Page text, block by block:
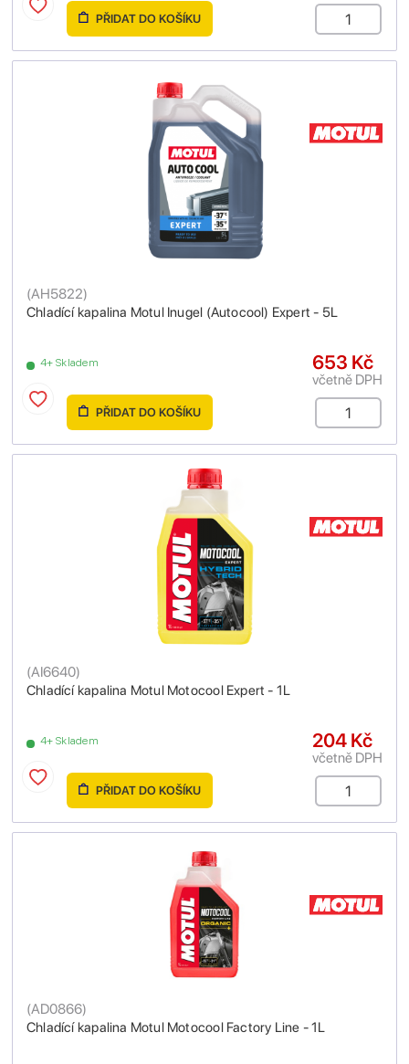
PŘIDAT DO KOŠÍKU
Chladící kapalina Motul Inugel (Autocool) Expert - 5L
(AH5822)
4+ Skladem 653 Kč
včetně DPH
PŘIDAT DO KOŠÍKU
Chladící kapalina Motul Motocool Expert - 1L
(AI6640)
4+ Skladem 204 Kč
včetně DPH
PŘIDAT DO KOŠÍKU
Chladící kapalina Motul Motocool Factory Line - 1L
(AD0866)